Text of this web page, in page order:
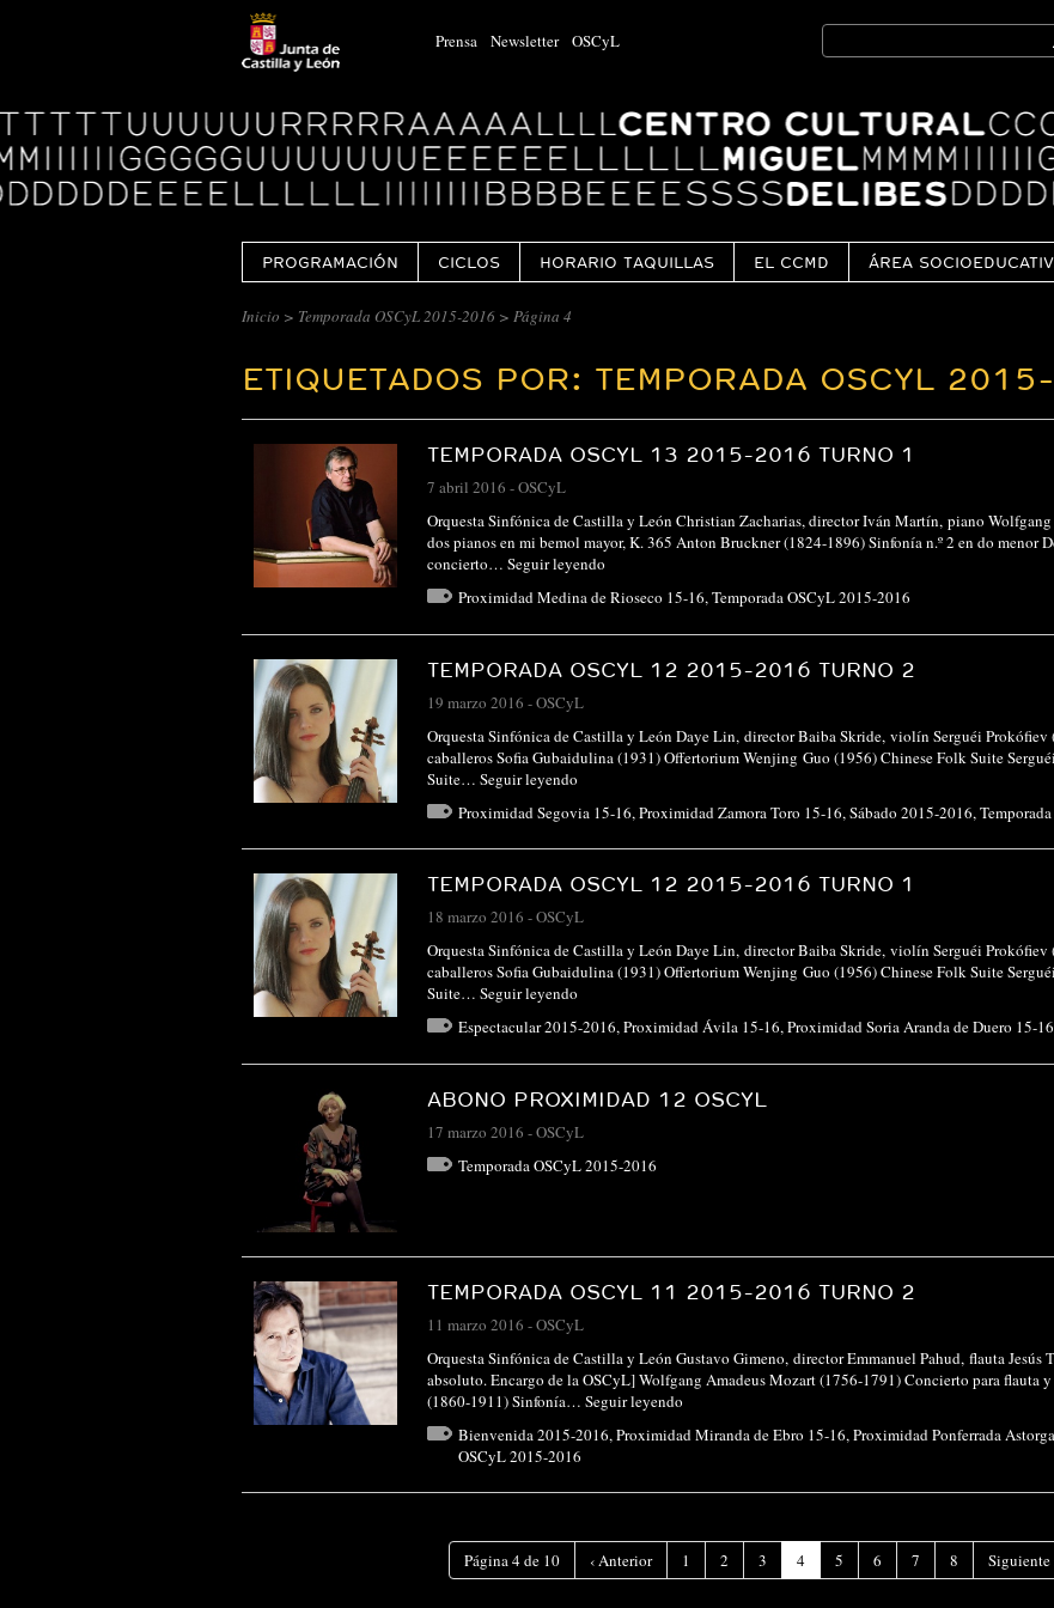
Prensa Newsletter OSCyL
Search
for:
Logo
Centro
Cultural
Miguel
Delibes
PROGRAMACIÓN CICLOS HORARIO TAQUILLAS EL CCMD ÁREA
Inicio > Temporada OSCyL 2015-2016 > Página 4
ETIQUETADOS POR: TEMPORADA OSCYL
TEMPORADA OSCYL 13 2015-2016 TURNO 1
7 abril 2016 -OSCyL
Orquesta Sinfónica de Castilla y León Christian Zacharias, director Iván Martín, piano
dos pianos en mi bemol mayor, K. 365 Anton Bruckner (1824-1896) Sinfonía n.º 2 en do menor
concierto… Seguir leyendo
Proximidad Medina de Rioseco 15-16,Temporada OSCyL 2015-2016
TEMPORADA OSCYL 12 2015-2016 TURNO 2
19 marzo 2016 -OSCyL
Orquesta Sinfónica de Castilla y León Daye Lin, director Baiba Skride, violín Serguéi
caballeros Sofia Gubaidulina (1931) Offertorium Wenjing Guo (1956) Chinese Folk Suite
Suite… Seguir leyendo
Proximidad Segovia 15-16, Proximidad Zamora Toro 15-16, Sábado 2015-2016,
TEMPORADA OSCYL 12 2015-2016 TURNO 1
18 marzo 2016 -OSCyL
Orquesta Sinfónica de Castilla y León Daye Lin, director Baiba Skride, violín Serguéi
caballeros Sofia Gubaidulina (1931) Offertorium Wenjing Guo (1956) Chinese Folk Suite
Suite… Seguir leyendo
Espectacular 2015-2016,Proximidad Ávila 15-16,Proximidad Soria Aranda de Duero 15-16
ABONO PROXIMIDAD 12 OSCYL
17 marzo 2016 -OSCyL
Temporada OSCyL 2015-2016
TEMPORADA OSCYL 11 2015-2016 TURNO 2
11 marzo 2016 -OSCyL
Orquesta Sinfónica de Castilla y León Gustavo Gimeno, director Emmanuel Pahud, flauta Jesús
absoluto. Encargo de la OSCyL] Wolfgang Amadeus Mozart (1756-1791) Concierto para flauta
(1860-1911) Sinfonía… Seguir leyendo
Bienvenida 2015-2016, Proximidad Miranda de Ebro 15-16, Proximidad Ponferrada
OSCyL 2015-2016
Página 4 de 10 ‹Anterior 1 2 3 4(Página
actual)
5 6 7 8 Siguiente